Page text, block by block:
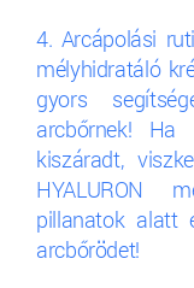
4. Arcápolási
mélyhidratáló
gyors
arcbőrnek!
kiszáradt,
HYALURON
pillanatok alatt
arcbőrödet!